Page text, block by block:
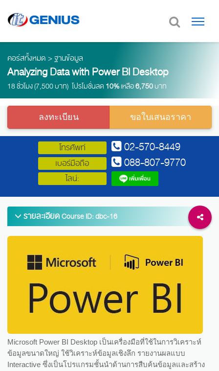
คอร์สทั้งหมด >ฐานข้อมูล
Analyzing Data with Power BI Desktop
18 ชั่วโมง (7,500 บาท) โปรโมชั่นลด 10%เหลือ6,750บาท
ลงทะเบียน ขอใบเสนอราคา
โทรศัพท์ 02-570-8449
เบอร์มือถือ 088-807-9770
ไลน์:
รายละเอียดCourse ID: dbc-16
Microsoft Power BI Desktop เป็นเครื่องมือที่ใช้ในการวิเคราะห์
ข้อมูลขนาดใหญ่ ใช้วิเคราะห์ข้อมูลเชิงลึก รายงานผลแบบ
Interactive ซึ่งเป็นโปรแกรมชั้นนำด้านการสืบค้นข้อมูลและสร้าง